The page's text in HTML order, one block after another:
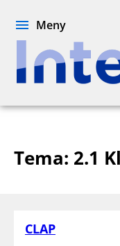
Meny
Tema: 2.1
CLAP